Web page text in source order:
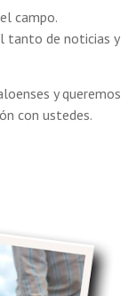
campo.
tanto de noticias y
y queremos
con ustedes.